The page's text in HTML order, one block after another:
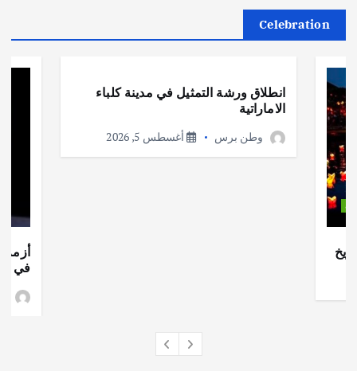
Celebration
انطلاق ورشة التمثيل في مدينة كلباء
الاماراتية
وطن برس أغسطس 5, 2026
أزمة
في